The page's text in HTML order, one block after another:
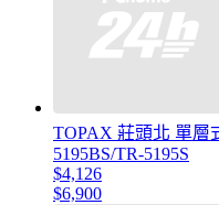
TOPAX 莊頭北 單層
5195BS/TR-5195S
$4,126
$6,900